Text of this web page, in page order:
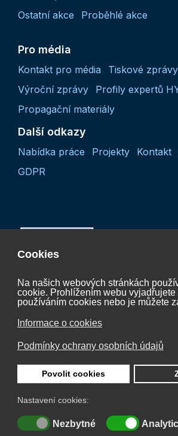
Cookies
Na našich webových stránkách
cookie. Prohlížením webu vyjadřujete
používáním cookies nebo je můžete
Informace o cookies
Podmínky ochrany osobních údajů
Povolit cookies
Nastavení cookies:
Nezbytné
Ostatní akce
Proběhlé akce
Pro média
Kontakt pro média
Tiskové zprávy
Výroční zprávy
Profily expertů
Propagační materiály
Další odkazy
Nabídka práce Projekty Kontakt
GDPR
Projekt “Koordinační činnost
je spolufinancován
© 2026 Česká vodíková